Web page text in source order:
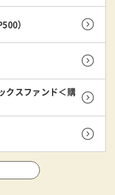
）
クスファンド＜購